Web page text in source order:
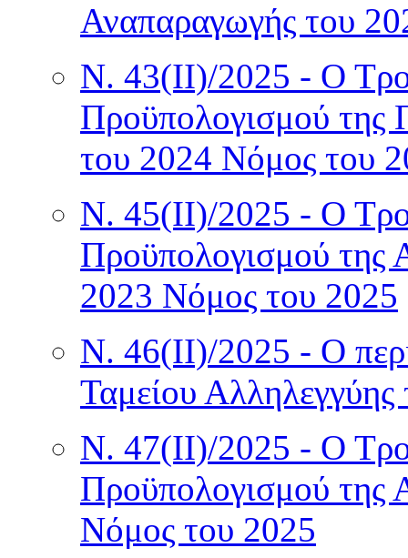
Αναπαραγωγής του
Ν. 43(II)/2025 - Ο
Προϋπολογισμού
του 2024 Νόμος του
Ν. 45(II)/2025 - Ο
Προϋπολογισμού της
2023 Νόμος του 2025
Ν. 46(II)/2025 - Ο
Ταμείου
Ν. 47(II)/2025 - Ο
Προϋπολογισμού της
Νόμος του 2025